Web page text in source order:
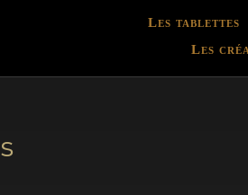
Les tablettes
Les